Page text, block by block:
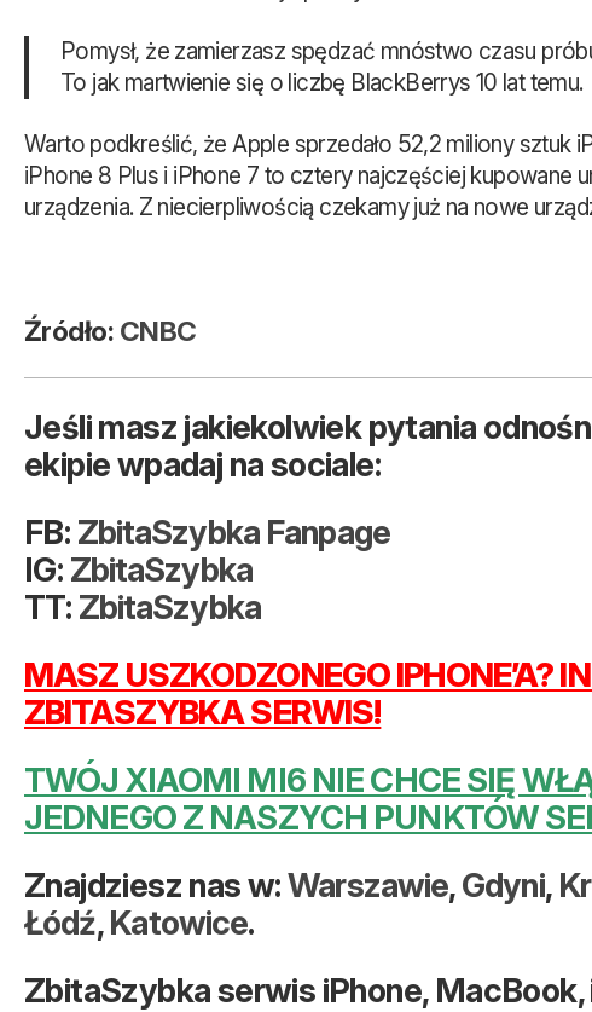
Pomysł, że zamierzasz spędzać mnóstwo czasu
To jak martwienie się o liczbę BlackBerrys 10 lat temu.
Warto podkreślić, że Apple sprzedało 52,2 miliony sztuk
iPhone 8 Plus i iPhone 7 to cztery najczęściej kupowane
urządzenia. Z niecierpliwością czekamy już na nowe
Źródło: CNBC
Jeśli masz jakiekolwiek pytania
ekipie wpadaj na sociale:
FB: ZbitaSzybka Fanpage
IG: ZbitaSzybka
TT: ZbitaSzybka
MASZ USZKODZONEGO IPHONE’A?
ZBITASZYBKA SERWIS!
TWÓJ XIAOMI MI6 NIE CHCE SIĘ
JEDNEGO Z NASZYCH PUNKTÓW
Znajdziesz nas w:Warszawie,Gdyni,
Łódź,Katowice.
ZbitaSzybka serwis iPhone, MacBook,